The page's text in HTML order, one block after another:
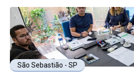
São Sebastião - SP